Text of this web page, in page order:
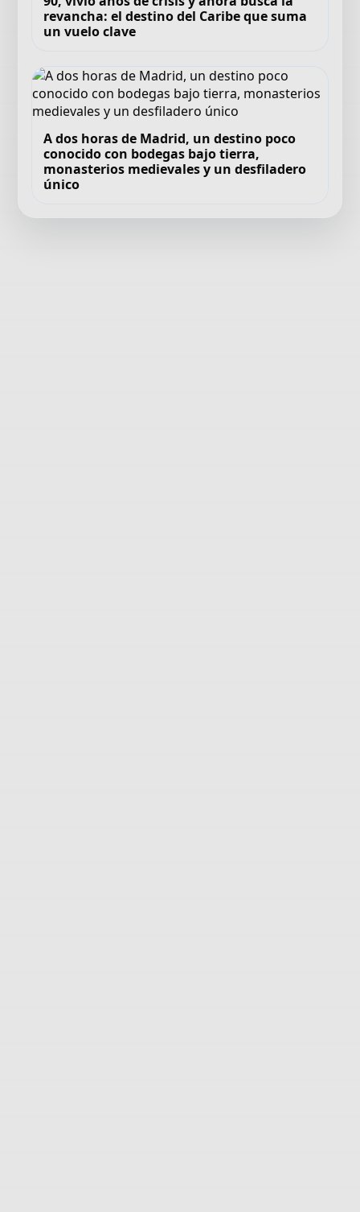
revancha: el destino del Caribe que suma
un vuelo clave
A dos horas de Madrid, un destino poco
conocido con bodegas bajo tierra,
monasterios medievales y un desfiladero
único